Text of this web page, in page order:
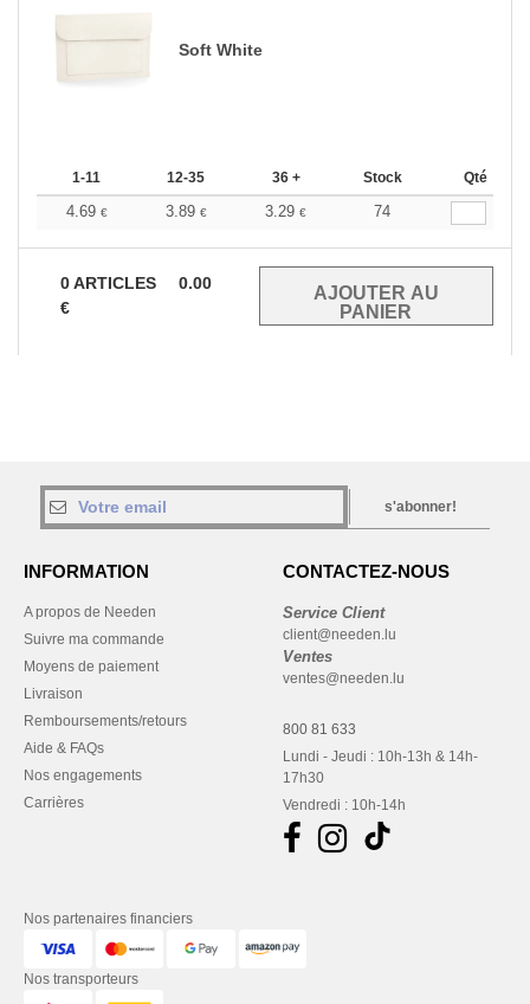
Soft White
1-11 12-35 36 + Stock Qté
4.69 € 3.89 € 3.29 € 74
0ARTICLES
0.00
€
s'abonner!
INFORMATION
A propos de Needen
Suivre ma commande
Moyens de paiement
Livraison
Remboursements/retours
Aide & FAQs
Nos engagements
Carrières
CONTACTEZ-NOUS
Service Client
client@needen.lu
Ventes
ventes@needen.lu
800 81 633
Lundi - Jeudi : 10h-13h & 14h-
17h30
Vendredi : 10h-14h
Nos partenaires financiers
Nos transporteurs